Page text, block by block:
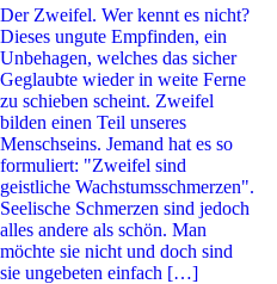
Der Zweifel. Wer kennt es nicht?
Dieses ungute Empfinden, ein
Unbehagen, welches das sicher
Geglaubte wieder in weite Ferne
zu schieben scheint. Zweifel
bilden einen Teil unseres
Menschseins. Jemand hat es so
formuliert: "Zweifel sind
geistliche Wachstumsschmerzen".
Seelische Schmerzen sind jedoch
alles andere als schön. Man
möchte sie nicht und doch sind
sie ungebeten einfach […]